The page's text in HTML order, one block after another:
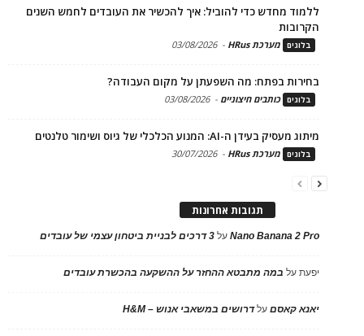
ללמוד מחדש כדי להוביל: איך להכשיר את העובדים לחמש השנים
הקרובות
בלוגים מערכת HRus -
03/08/2026
בחירות בפתח: מה השפעתן על מקום העבודה?
בלוגים כותבים חיצוניים -
03/08/2026
מיתוג מעסיק בעידן ה-AI: המנוע הכלכלי של גיוס ושימור טלנטים
בלוגים מערכת HRus -
30/07/2026
תגובות אחרונות
Nano Banana 2 Proעל 3 דרכים לבניית ביטחון עצמי של עובדים
יפעתעל במה מתבטא ההחזר על ההשקעה בהכשרת עובדים
יאנא קאסםעלדרושים במשאבי אנוש – H&M